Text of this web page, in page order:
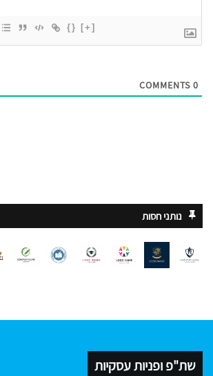
{} [+]
0
נותני חסות
שת"פ ופניות עסקיות